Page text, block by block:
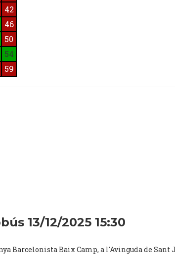
42
46
50
54
59
13/12/2025 15:30
Barcelonista Baix Camp, a l'Avinguda de Sant